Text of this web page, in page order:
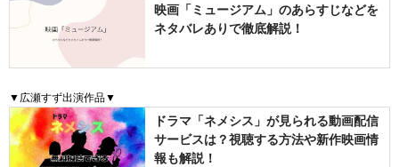
映画「ミュージアム」のあらすじなどを
ネタバレありで徹底解説！
▼広瀬すず出演作品▼
ドラマ「ネメシス」が見られる動画配信
サービスは？視聴する方法や新作映画情
報も解説！